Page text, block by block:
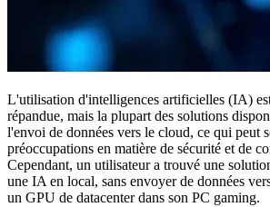
L'utilisation d'intelligences artificielles (IA)
répandue, mais la plupart des solutions
l'envoi de données vers le cloud, ce qui peut
préoccupations en matière de sécurité et de
Cependant, un utilisateur a trouvé une
une IA en local, sans envoyer de données
un GPU de datacenter dans son PC gaming.